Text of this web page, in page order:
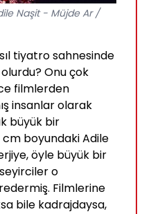
Naşit - Müjde Ar /
tiyatro sahnesinde
Onu çok
filmlerden
insanlar olarak
büyük bir
cm boyundaki Adile
öyle büyük bir
o
Filmlerine
bile kadrajdaysa,